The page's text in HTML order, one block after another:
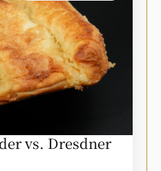
vs. Dresdner